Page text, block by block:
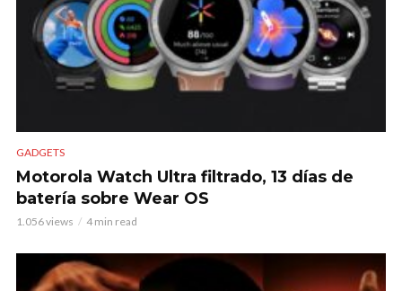
GADGETS
Motorola Watch Ultra filtrado, 13 días de
batería sobre Wear OS
1.056 views 4 min read